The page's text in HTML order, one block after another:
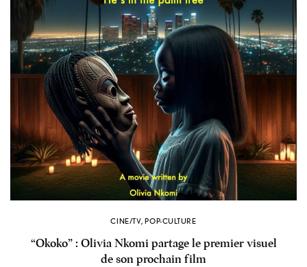
CINE/TV,POP-CULTURE
“Okoko” : Olivia Nkomi partage le premier visuel
de son prochain film